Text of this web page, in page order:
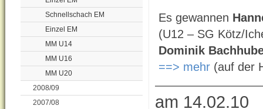
Schnellschach EM
Einzel EM
MM U14
MM U16
MM U20
2008/09
2007/08
Es gewannen
(U12 – SG Kötz/
Dominik
==> mehr(auf der
am 14.02.10